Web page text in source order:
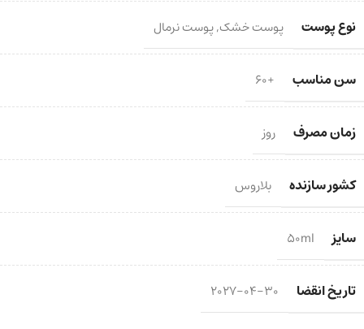
نوع پوست پوست خشک,پوست نرمال
سن مناسب +60
زمان مصرف روز
کشور سازنده بلاروس
سایز 50ml
تاریخ انقضا 2027-04-30